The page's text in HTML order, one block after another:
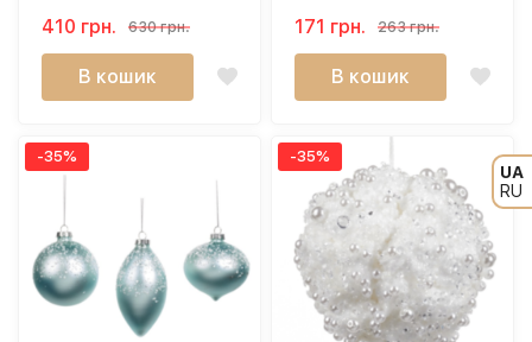
UA
RU
410 грн. 630 грн.
В кошик
171 грн. 263 грн.
В кошик
-35% -35%